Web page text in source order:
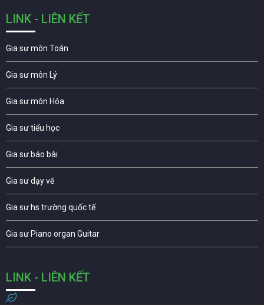
LINK - LIÊN KẾT
Gia sư môn Toán
Gia sư môn Lý
Gia sư môn Hóa
Gia sư tiểu học
Gia sư báo bài
Gia sư dạy vẽ
Gia sư hs trường quốc tế
Gia sư Piano organ Guitar
LINK - LIÊN KẾT